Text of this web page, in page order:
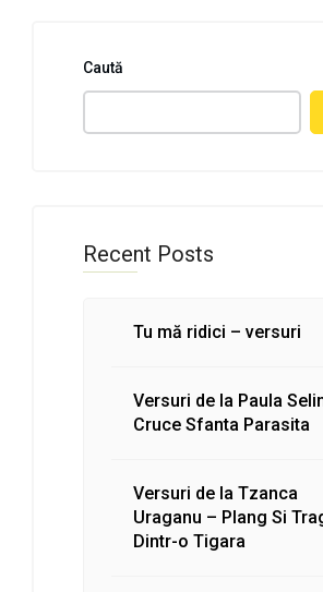
Caută
Recent Posts
Tu mă ridici – versuri
Versuri de la Paula
Cruce Sfanta Parasita
Versuri de la Tzanca
Uraganu – Plang Si
Dintr-o Tigara